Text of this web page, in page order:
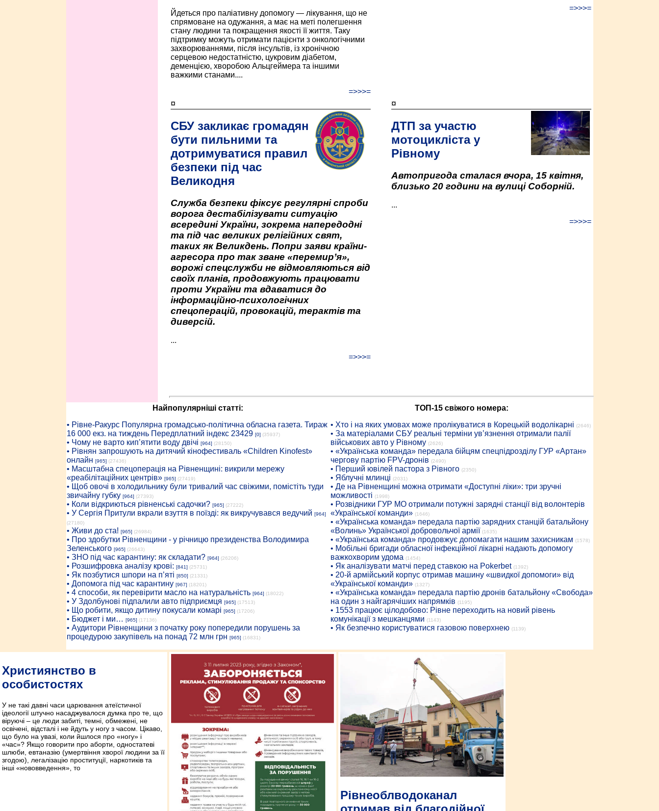
Йдеться про паліативну допомогу — лікування, що не
спрямоване на одужання, а має на меті полегшення
стану людини та покращення якості її життя. Таку
підтримку можуть отримати пацієнти з онкологічними
захворюваннями, після інсультів, із хронічною
серцевою недостатністю, цукровим діабетом,
деменцією, хворобою Альцгеймера та іншими
важкими станами....
=>>>=
=>>>=
¤
СБУ закликає громадян
бути пильними та
дотримуватися правил
безпеки під час
Великодня
Служба безпеки фіксує регулярні спроби
ворога дестабілізувати ситуацію
всередині України, зокрема напередодні
та під час великих релігійних свят,
таких як Великдень. Попри заяви країни-
агресора про так зване «перемир’я»,
ворожі спецслужби не відмовляються від
своїх планів, продовжують працювати
проти України та вдаватися до
інформаційно-психологічних
спецоперацій, провокацій, терактів та
диверсій.
...
=>>>=
¤
ДТП за участю
мотоцикліста у
Рівному
Автопригода сталася вчора, 15 квітня,
близько 20 години на вулиці Соборній.
...
=>>>=
Найпопулярніші статті:
• Рiвне-Ракурс Популярна громадсько-політична обласна газета. Тираж
16 000 екз. на тиждень Передплатний індекс 23429 [0] (35937)
• Чому не варто кип’ятити воду двічі [964] (28150)
• Рівнян запрошують на дитячий кінофестиваль «Children Kinofest»
онлайн [965] (27436)
• Масштабна спецоперація на Рівненщині: викрили мережу
«реабілітаційних центрів» [965] (27419)
• Щоб овочі в холодильнику були тривалий час свіжими, помістіть туди
звичайну губку [964] (27393)
• Коли відкриються рівненські садочки? [965] (27222)
• У Сергія Притули вкрали взуття в поїзді: як викручувався ведучий [964]
(27180)
• Живи до ста! [965] (26984)
• Про здобутки Рівненщини - у річницю президенства Володимира
Зеленського [965] (26643)
• ЗНО під час карантину: як складати? [964] (26206)
• Розшифровка аналізу крові: [841] (25731)
• Як позбутися шпори на п’яті [850] (21331)
• Допомога під час карантину [967] (18201)
• 4 способи, як перевірити масло на натуральність [964] (18022)
• У Здолбунові підпалили авто підприємця [965] (17513)
• Що робити, якщо дитину покусали комарі [965] (17206)
• Бюджет і ми… [965] (17136)
• Аудитори Рівненщини з початку року попередили порушень за
процедурою закупівель на понад 72 млн грн [965] (16831)
ТОП-15 свіжого номера:
• Хто і на яких умовах може пролікуватися в Корецькій водолікарні (2646)
• За матеріалами СБУ реальні терміни ув’язнення отримали палії
військових авто у Рівному (2626)
• «Українська команда» передала бійцям спецпідрозділу ГУР «Артан»
чергову партію FPV-дронів (2490)
• Перший ювілей пастора з Рівного (2350)
• Яблучні млинці (2031)
• Де на Рівненщині можна отримати «Доступні ліки»: три зручні
можливості (1998)
• Розвідники ГУР МО отримали потужні зарядні станції від волонтерів
«Української команди» (1646)
• «Українська команда» передала партію зарядних станцій батальйону
«Волинь» Української добровольчої армії (1635)
• «Українська команда» продовжує допомагати нашим захисникам (1578)
• Мобільні бригади обласної інфекційної лікарні надають допомогу
важкохворим удома (1454)
• Як аналізувати матчі перед ставкою на Pokerbet (1392)
• 20-й армійський корпус отримав машину «швидкої допомоги» від
«Української команди» (1327)
• «Українська команда» передала партію дронів батальйону «Свобода»
на один з найгарячіших напрямків (1195)
• 1553 працює цілодобово: Рівне переходить на новий рівень
комунікації з мешканцями (1143)
• Як безпечно користуватися газовою поверхнею (1139)
Християнство в
особистостях
У не такі давні часи царювання атеїстичної
ідеології штучно насаджувалося думка про те, що
віруючі – це люди забиті, темні, обмежені, не
освічені, відсталі і не йдуть у ногу з часом. Цікаво,
що було на увазі, коли йшлося про «ногу» і
«час»? Якщо говорити про аборти, одностатеві
шлюби, евтаназію (умертвіння хворої людини за її
згодою), легалізацію проституції, наркотиків та
інші «нововведення», то
Рівнеоблводоканал